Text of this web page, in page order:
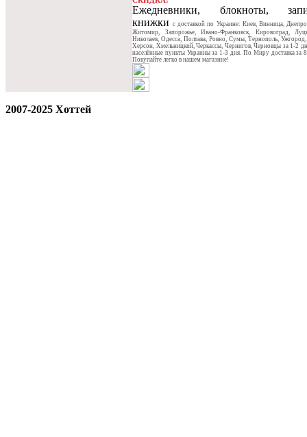
Ежедневники, блокноты,
книжкиc доставкой по Украине: Киев, Винница,
Житомир, Запорожье, Ивано-Франковск, Кировоград,
Николаев, Одесса, Полтава, Ровно, Сумы, Тернополь,
Херсон, Хмельницкий, Черкассы, Чернигов, Черновцы за 1-2
населённые пункты Украины за 1-3 дня. По Миру доставка за
Покупайте легко в нашем магазине!
2007-2025 Хоттей